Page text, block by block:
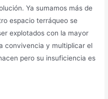
Ya sumamos más de
espacio terráqueo se
explotados con la mayor
convivencia y multiplicar el
pero su insuficiencia es